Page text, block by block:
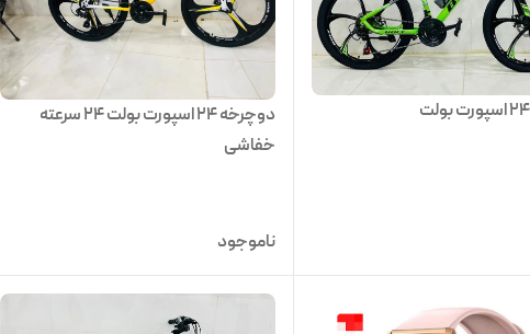
دوچرخه 24 اسپورت بولت 24 سرعته
خفاشی
ناموجود